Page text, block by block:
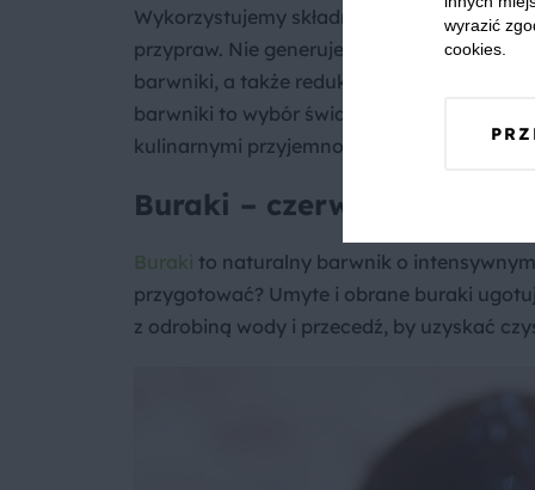
Wykorzystujemy składniki, które i tak
przypraw. Nie generujemy dodatkowych
barwniki, a także redukujemy ślad
barwniki to wybór świadomy, który
kulinarnymi przyjemnościami.
Buraki – czerwony i
Buraki to naturalny barwnik o
przygotować? Umyte i obrane buraki
z odrobiną wody i przecedź, by uzyskać
wyrazić
cookies.